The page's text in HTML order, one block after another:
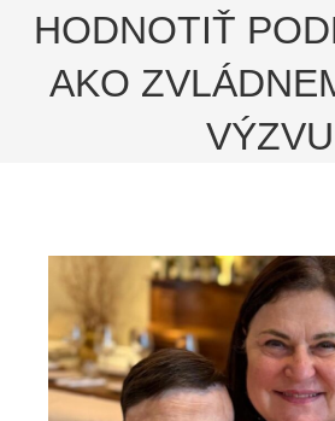
HODNOTIŤ
AKO
VÝZVU